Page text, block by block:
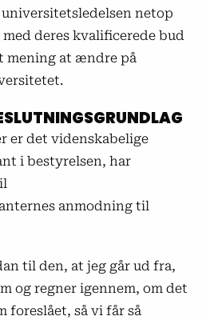
netop
deres kvalificerede bud
mening at ændre på
er det videnskabelige
i bestyrelsen, har
anmodning til
til den, at jeg går ud fra,
og regner igennem, om det
foreslået, så vi får så